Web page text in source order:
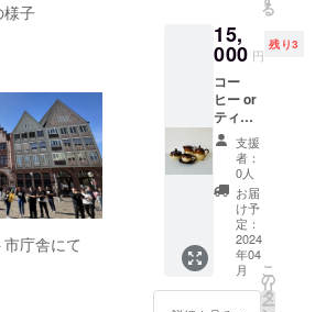
様子
庁舎にて
多少の
傷や経
年劣化
なども
あらか
じめご
了承く
ださ
い。 ＊
販売サ
イト
Baseに
てもそ
の他の
ライン
ナップ
の参考
ら年月
の経過
した
ヴィン
テージ
品で
す。 仕
入れ前
の使用
に伴う
多少の
傷や経
年劣化
なども
あらか
じめご
了承く
傷や経
年劣化
なども
あらか
じめご
了承く
ださ
い。 ＊
販売サ
イト
Baseに
てもそ
の他の
ライン
ナップ
イ ボッ
ホ), バ
食器
(Hutsch
enreuth
er（フ
ッチェ
ンロイ
ター）
Mitterte
(ミッ
ういっ
たもの
に並ぶ
だけ
で、一
気にカ
フェや
レスト
ランの
ような
おしゃ
れな雰
囲気に
変わ
のせて
もヴィ
ジ品に
しかな
い温か
みのあ
る独特
な風合
いと、
シック
な色使
いは
きっと
マッチ
してく
マスな
どのお
祝いに
はごち
そうが
欠かせ
ませ
ん。
ヴィン
テージ
食器は
同じデ
ザイン
でも作
られた
年代や
る
15,
000 円
残り3
コー
ヒー or
ティー
セット
(カップ
＆ソー
サー2
客、
ポッ
ト、
シュ
ガー
ポッ
支援
者：
0人
お届
け予
定：
2024
年04
月
こ
の
リ
タ
ー